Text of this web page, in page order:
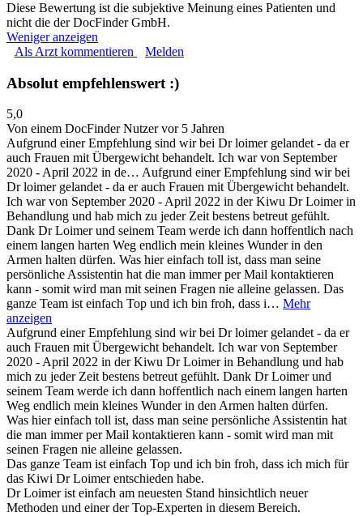
Diese Bewertung ist die subjektive Meinung eines Patienten und
nicht die der DocFinder GmbH.
Weniger anzeigen
Als Arzt kommentieren
Melden
Absolut empfehlenswert :)
5,0
Von einem DocFinder Nutzervor 5 Jahren
Aufgrund einer Empfehlung sind wir bei Dr loimer gelandet - da er
auch Frauen mit Übergewicht behandelt. Ich war von September
2020 - April 2022 in de… Aufgrund einer Empfehlung sind wir bei
Dr loimer gelandet - da er auch Frauen mit Übergewicht behandelt.
Ich war von September 2020 - April 2022 in der Kiwu Dr Loimer in
Behandlung und hab mich zu jeder Zeit bestens betreut gefühlt.
Dank Dr Loimer und seinem Team werde ich dann hoffentlich nach
einem langen harten Weg endlich mein kleines Wunder in den
Armen halten dürfen. Was hier einfach toll ist, dass man seine
persönliche Assistentin hat die man immer per Mail kontaktieren
kann - somit wird man mit seinen Fragen nie alleine gelassen. Das
ganze Team ist einfach Top und ich bin froh, dass i… Mehr
anzeigen
Aufgrund einer Empfehlung sind wir bei Dr loimer gelandet - da er
auch Frauen mit Übergewicht behandelt. Ich war von September
2020 - April 2022 in der Kiwu Dr Loimer in Behandlung und hab
mich zu jeder Zeit bestens betreut gefühlt. Dank Dr Loimer und
seinem Team werde ich dann hoffentlich nach einem langen harten
Weg endlich mein kleines Wunder in den Armen halten dürfen.
Was hier einfach toll ist, dass man seine persönliche Assistentin hat
die man immer per Mail kontaktieren kann - somit wird man mit
seinen Fragen nie alleine gelassen.
Das ganze Team ist einfach Top und ich bin froh, dass ich mich für
das Kiwi Dr Loimer entschieden habe.
Dr Loimer ist einfach am neuesten Stand hinsichtlich neuer
Methoden und einer der Top-Experten in diesem Bereich.